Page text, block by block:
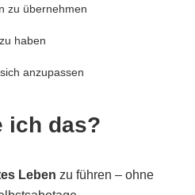
zu übernehmen
haben
anzupassen
ich das?
Leben zu führen – ohne